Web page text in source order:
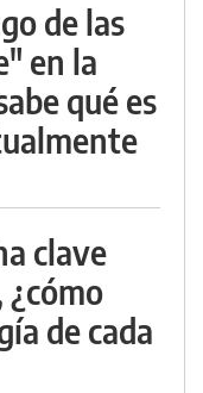
de las
en la
qué es
clave
de cada